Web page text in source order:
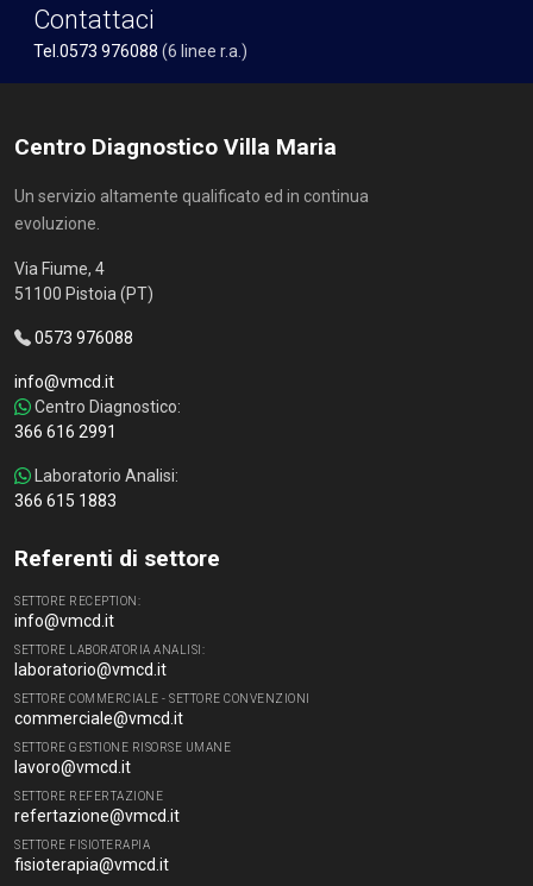
Contattaci
Tel.0573 976088 (6 linee r.a.)
Centro Diagnostico Villa Maria
Un servizio altamente qualificato ed in continua
evoluzione.
Via Fiume, 4
51100 Pistoia (PT)
0573 976088
info@vmcd.it
Centro Diagnostico:
366 616 2991
Laboratorio Analisi:
366 615 1883
Referenti di settore
SETTORE RECEPTION:
info@vmcd.it
SETTORE LABORATORIA ANALISI:
laboratorio@vmcd.it
SETTORE COMMERCIALE - SETTORE CONVENZIONI
commerciale@vmcd.it
SETTORE GESTIONE RISORSE UMANE
lavoro@vmcd.it
SETTORE REFERTAZIONE
refertazione@vmcd.it
SETTORE FISIOTERAPIA
fisioterapia@vmcd.it